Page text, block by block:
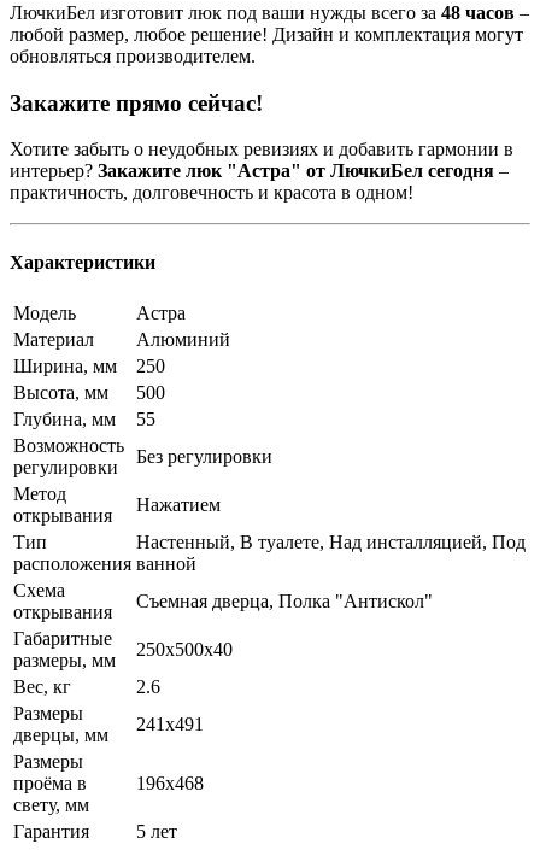
ЛючкиБел изготовит люк под ваши нужды всего за 48 часов –
любой размер, любое решение! Дизайн и комплектация могут
обновляться производителем.
Закажите прямо сейчас!
Хотите забыть о неудобных ревизиях и добавить гармонии в
интерьер? Закажите люк "Астра" от ЛючкиБел сегодня –
практичность, долговечность и красота в одном!
Характеристики
Модель
Астра
Материал
Алюминий
Ширина, мм
250
Высота, мм
500
Глубина, мм
55
Возможность
регулировки
Без регулировки
Метод
открывания
Нажатием
Тип
расположения
Настенный, В туалете, Над инсталляцией, Под
ванной
Схема
открывания
Съемная дверца, Полка "Антискол"
Габаритные
размеры, мм
250х500х40
Вес, кг
2.6
Размеры
дверцы, мм
241х491
Размеры
проёма в
свету, мм
196х468
Гарантия
5 лет